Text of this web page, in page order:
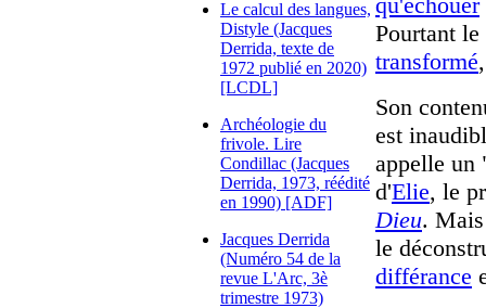
Le calcul des langues,
Distyle (Jacques
Derrida, texte de
1972 publié en 2020)
[LCDL]
Archéologie du
frivole. Lire
Condillac (Jacques
Derrida, 1973, réédité
en 1990) [ADF]
Jacques Derrida
(Numéro 54 de la
revue L'Arc, 3è
trimestre 1973)
Pourtant le
transformé
Son
est
appelle un
d'Elie, le
Dieu.
le
différance